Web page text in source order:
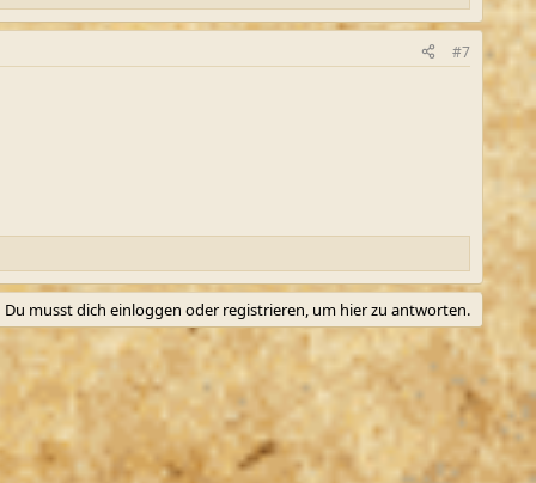
#7
Du musst dich einloggen oder registrieren, um hier zu antworten.